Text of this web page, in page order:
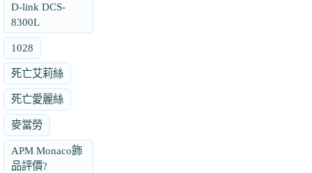
D-link DCS-
8300L
1028
死亡艾莉絲
死亡愛麗絲
麥當勞
APM Monaco飾
品評價?